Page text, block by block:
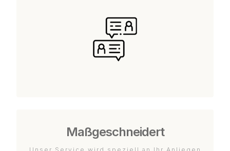
Maßgeschneidert